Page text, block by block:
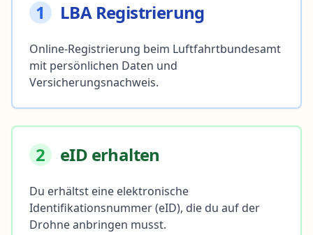
1 LBA Registrierung
Online-Registrierung beim Luftfahrtbundesamt
mit persönlichen Daten und
Versicherungsnachweis.
2 eID erhalten
Du erhältst eine elektronische
Identifikationsnummer (eID), die du auf der
Drohne anbringen musst.